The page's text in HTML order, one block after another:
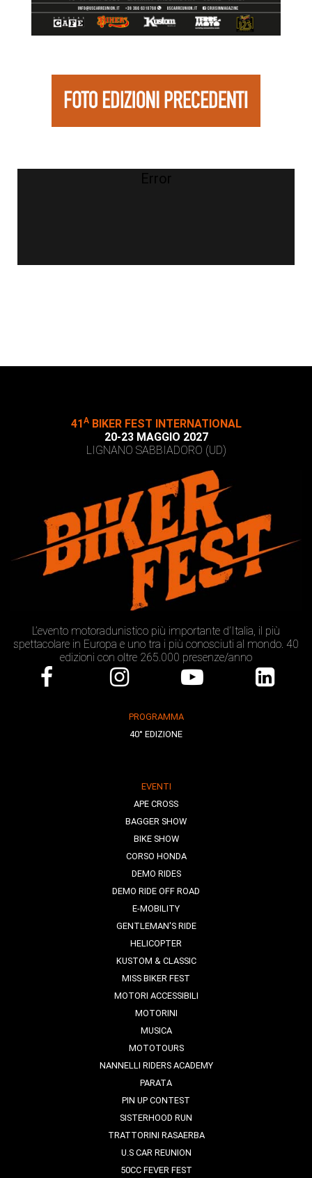
Error
41ABIKER FEST INTERNATIONAL
20-23 MAGGIO 2027
LIGNANO SABBIADORO (UD)
L’evento motoradunistico più importante d’Italia, il più
spettacolare in Europa e uno tra i più conosciuti al mondo. 40
edizioni con oltre 265.000 presenze/anno
PROGRAMMA
40° EDIZIONE
EVENTI
APE CROSS
BAGGER SHOW
BIKE SHOW
CORSO HONDA
DEMO RIDES
DEMO RIDE OFF ROAD
E-MOBILITY
GENTLEMAN'S RIDE
HELICOPTER
KUSTOM & CLASSIC
MISS BIKER FEST
MOTORI ACCESSIBILI
MOTORINI
MUSICA
MOTOTOURS
NANNELLI RIDERS ACADEMY
PARATA
PIN UP CONTEST
SISTERHOOD RUN
TRATTORINI RASAERBA
U.S CAR REUNION
50CC FEVER FEST